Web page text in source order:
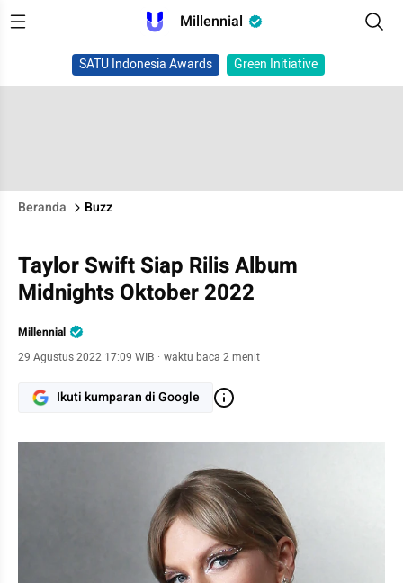
Millennial
SATU Indonesia Awards Green Initiative
Beranda Buzz
Taylor Swift Siap Rilis Album
Midnights Oktober 2022
Millennial
29 Agustus 2022 17:09 WIB · waktu baca 2 menit
Ikuti kumparan di Google